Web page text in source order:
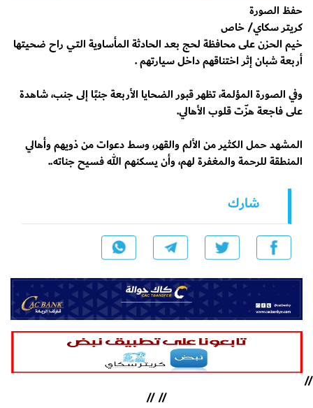
حفظ الصورة
كريتر سكاي/ خاص
خيم الحزن على محافظة لحج بعد الحادثة المأساوية التي راح ضحيتها
أربعة شبان إثر اختناقهم داخل سيارتهم .
وفي الصورة المؤلمة، تظهر قبور الضحايا الأربعة جنبًا إلى جنب، شاهدة
على فاجعة هزّت قلوب الأهالي.
المشهد حمل الكثير من الألم والقهر، وسط دعوات من ذويهم وأهالي
المنطقة للرحمة والمغفرة لهم، وأن يسكنهم الله فسيح جناته..
شارك
//
//
//